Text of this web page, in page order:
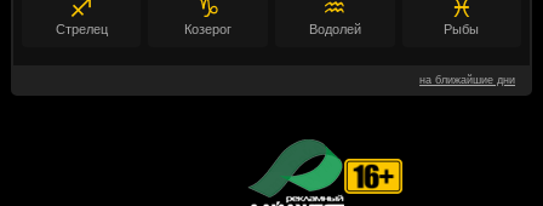
♐
Стрелец
♑
Козерог
♒
Водолей
♓
Рыбы
на ближайшие дни